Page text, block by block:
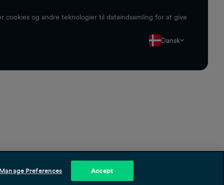
og andre teknologier til dataindsamling for at give
Dansk
Manage Preferences Accept